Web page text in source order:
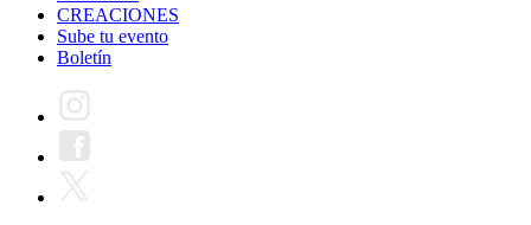
CREACIONES
Sube tu evento
Boletín